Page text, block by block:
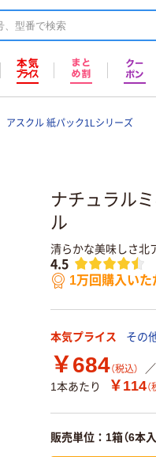
アスクル 紙パック1Lシリーズ
ナチュラル
ル
清らかな美味しさ北
4.5
1万回購入いた
本気プライス その
￥684（税込）
1本あたり
￥114（
販売単位：1箱（6本入